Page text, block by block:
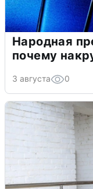
Народная
почему
3 августа 0